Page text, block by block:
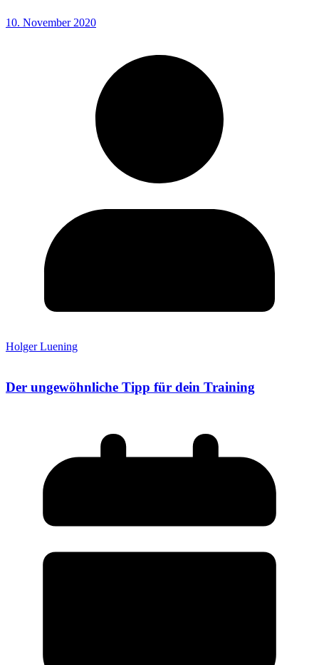
10. November 2020
Holger Luening
Der ungewöhnliche Tipp für dein Training